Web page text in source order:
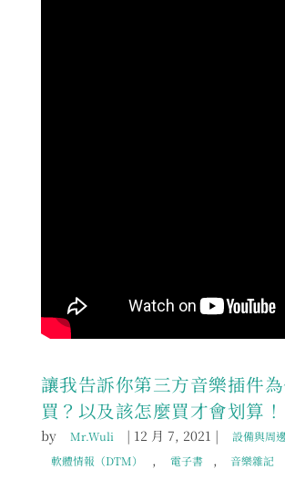
讓我告訴你第三方音樂插件
買？以及該怎麼買才會划算！
by Mr.Wuli | 12 月 7, 2021 | 設備與周
軟體情報（DTM） , 電子書 , 音樂雜記